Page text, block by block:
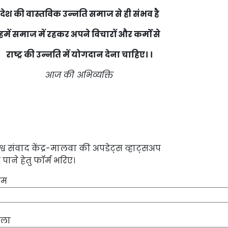
देश की वास्तविक उन्नति समाज से ही संभव है
समाज में रहकर अपने विचारों और कर्मों से
राष्ट्र की उन्नति में योगदान देना चाहिए। ।
आज की अभिव्यक्ति
संवाद केंद्र-मालवा की अपडेट्स व्हाट्सअप
हेतु फॉर्म भरिए।